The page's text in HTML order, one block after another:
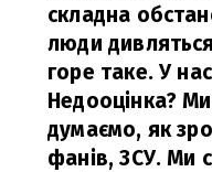
складна
люди
горе таке. У
Недооцінка?
думаємо, як
фанів, ЗСУ. Ми